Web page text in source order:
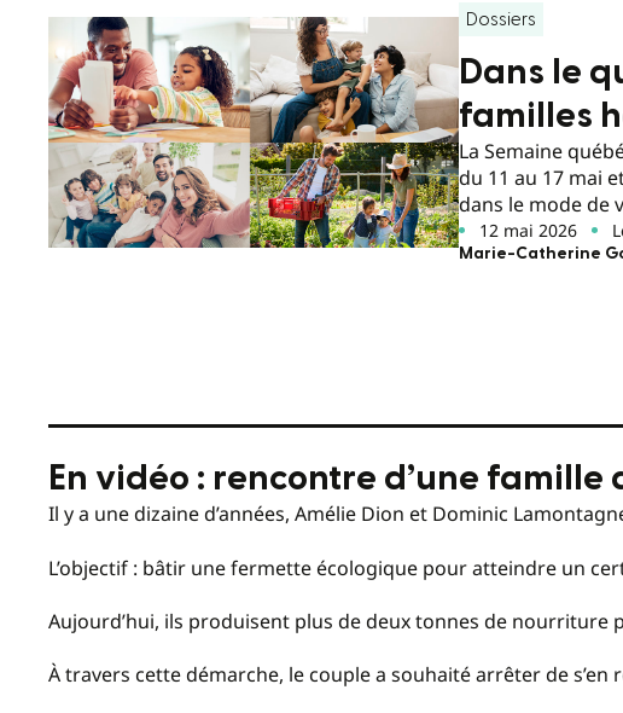
Dossiers
Dans le
familles
La Semaine
du 11 au 17 mai
dans le mode de
autres.
12 mai 2026
Marie-Catherine
En vidéo : rencontre d’une
Il y a une dizaine d’années, Amélie Dion et Dominic
L’objectif : bâtir une fermette écologique pour atteindre un
Aujourd’hui, ils produisent plus de deux tonnes de
À travers cette démarche, le couple a souhaité arrêter de